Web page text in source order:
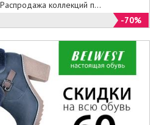
коллекций п...
-70%